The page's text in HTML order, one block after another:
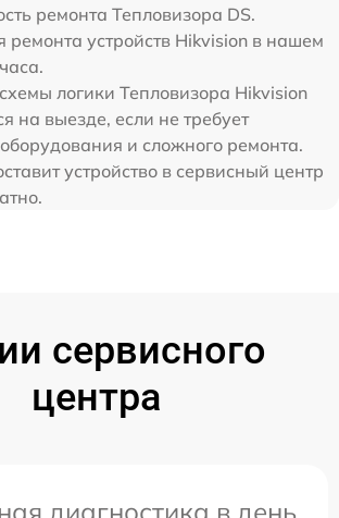
ремонта Тепловизора DS.
ремонта устройств Hikvision в нашем
логики Тепловизора Hikvision
на выезде, если не требует
и сложного ремонта.
устройство в сервисный центр
сервисного
центра
диагностика в день